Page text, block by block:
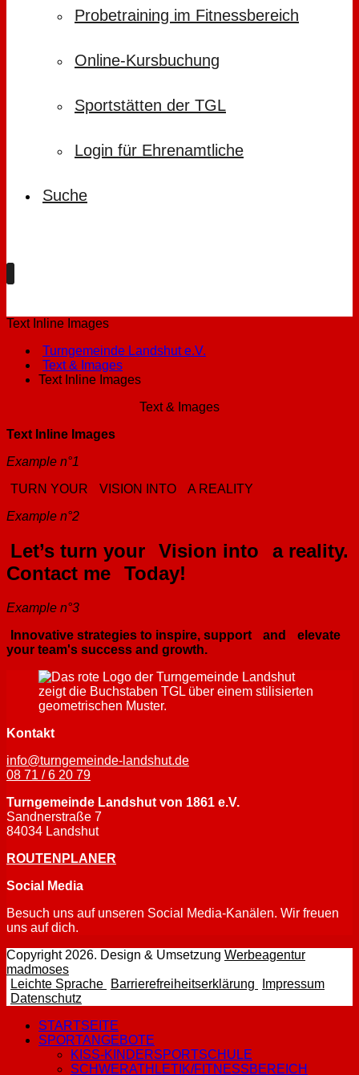
Probetraining im Fitnessbereich
Online-Kursbuchung
Sportstätten der TGL
Login für Ehrenamtliche
Suche
Text Inline Images
Turngemeinde Landshut e.V.
Text & Images
Text Inline Images
Text & Images
Text Inline Images
Example n°1
TURN YOUR
VISION INTO
A REALITY
Example n°2
Let’s turn your Vision into
a reality.
Contact me
Today!
Example n°3
Innovative strategies to inspire, support
and
elevate
your team's success and growth.
Kontakt
info@turngemeinde-landshut.de
08 71 / 6 20 79
Turngemeinde Landshut von 1861 e.V.
Sandnerstraße 7
84034 Landshut
ROUTENPLANER
Social Media
Besuch uns auf unseren Social Media-Kanälen. Wir freuen
uns auf dich.
Facebook-Seite öffnen
Instagram-Seite öffnen
Copyright 2026. Design & Umsetzung Werbeagentur
madmoses– Website der Werbeagentur madmoses öffnen
Leichte Sprache – Leichte Sprache Unterseite der
Barrierefreiheitserklärung –Impressum–
Datenschutz
STARTSEITE
SPORTANGEBOTE
KISS-KINDERSPORTSCHULE
SCHWERATHLETIK/FITNESSBEREICH